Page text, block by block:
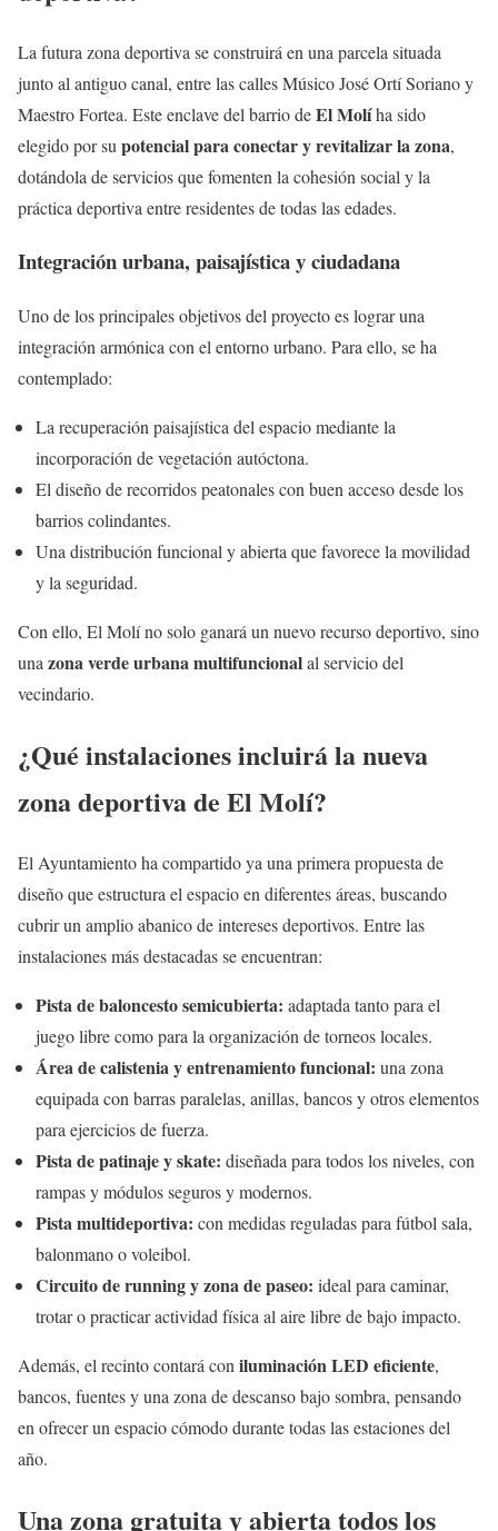
La futura zona deportiva se construirá en una parcela situada
junto al antiguo canal, entre las calles Músico José Ortí Soriano y
Maestro Fortea. Este enclave del barrio deEl Molíha sido
elegido por su potencial para conectar y revitalizar la zona,
dotándola de servicios que fomenten la cohesión social y la
práctica deportiva entre residentes de todas las edades.
Integración urbana, paisajística y ciudadana
Uno de los principales objetivos del proyecto es lograr una
integración armónica con el entorno urbano. Para ello, se ha
contemplado:
La recuperación paisajística del espacio mediante la
incorporación de vegetación autóctona.
El diseño de recorridos peatonales con buen acceso desde los
barrios colindantes.
Una distribución funcional y abierta que favorece la movilidad
y la seguridad.
Con ello, El Molí no solo ganará un nuevo recurso deportivo, sino
una zona verde urbana multifuncionalal servicio del
vecindario.
¿Qué instalaciones incluirá la nueva
zona deportiva de El Molí?
El Ayuntamiento ha compartido ya una primera propuesta de
diseño que estructura el espacio en diferentes áreas, buscando
cubrir un amplio abanico de intereses deportivos. Entre las
instalaciones más destacadas se encuentran:
Pista de baloncesto semicubierta: adaptada tanto para el
juego libre como para la organización de torneos locales.
Área de calistenia y entrenamiento funcional: una zona
equipada con barras paralelas, anillas, bancos y otros elementos
para ejercicios de fuerza.
Pista de patinaje y skate: diseñada para todos los niveles, con
rampas y módulos seguros y modernos.
Pista multideportiva: con medidas reguladas para fútbol sala,
balonmano o voleibol.
Circuito de running y zona de paseo: ideal para caminar,
trotar o practicar actividad física al aire libre de bajo impacto.
Además, el recinto contará con iluminación LED eficiente,
bancos, fuentes y una zona de descanso bajo sombra, pensando
en ofrecer un espacio cómodo durante todas las estaciones del
año.
Una zona gratuita y abierta todos los